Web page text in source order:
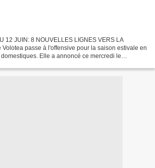
12 JUIN: 8 NOUVELLES LIGNES VERS LA
passe à l'offensive pour la saison estivale en
Elle a annoncé ce mercredi le